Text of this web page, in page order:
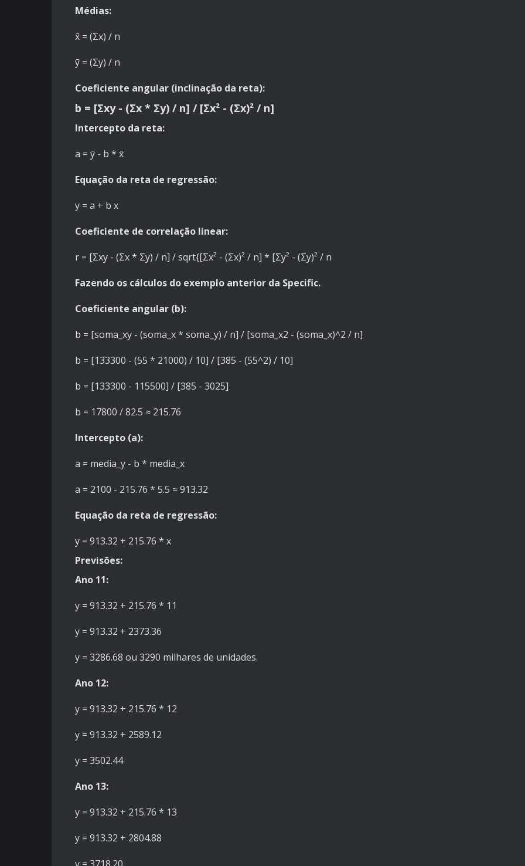
Médias:
x̄ = (Σx) / n
ȳ = (Σy) / n
Coeficiente angular (inclinação da reta):
b = [Σxy - (Σx * Σy) / n] / [Σx² - (Σx)² / n]
Intercepto da reta:
a = ȳ - b * x̄
Equação da reta de regressão:
y = a + b x
Coeficiente de correlação linear:
r = [Σxy - (Σx * Σy) / n] / sqrt{[Σx² - (Σx)² / n] * [Σy² - (Σy)² / n
Fazendo os cálculos do exemplo anterior da Specific.
Coeficiente angular (b):
b = [soma_xy - (soma_x * soma_y) / n] / [soma_x2 - (soma_x)^2 / n]
b = [133300 - (55 * 21000) / 10] / [385 - (55^2) / 10]
b = [133300 - 115500] / [385 - 3025]
b = 17800 / 82.5 ≈ 215.76
Intercepto (a):
a = media_y - b * media_x
a = 2100 - 215.76 * 5.5 ≈ 913.32
Equação da reta de regressão:
y = 913.32 + 215.76 * x
Previsões:
Ano 11:
y = 913.32 + 215.76 * 11
y = 913.32 + 2373.36
y = 3286.68 ou 3290 milhares de unidades.
Ano 12:
y = 913.32 + 215.76 * 12
y = 913.32 + 2589.12
y = 3502.44
Ano 13:
y = 913.32 + 215.76 * 13
y = 913.32 + 2804.88